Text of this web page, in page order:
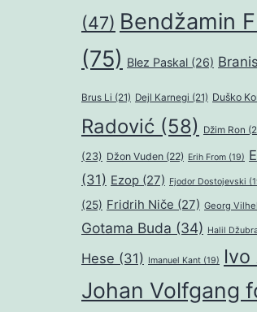
(47) Bendžamin
(75) Blez Paskal (26)
Brus Li (21) Dejl Karnegi (21) Duško
Radović (58) Džim Ron
(23) Džon Vuden (22) Erih From (19)
(31) Ezop (27) Fjodor Dostojevski
(25) Fridrih Niče (27) Georg
Gotama Buda (34) Halil
Hese (31) Imanuel Kant (19) Ivo
Johan Volfgang